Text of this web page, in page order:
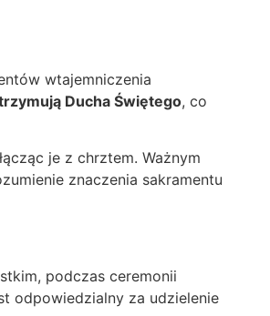
wtajemniczenia
Ducha Świętego, co
je z chrztem. Ważnym
znaczenia sakramentu
podczas ceremonii
odpowiedzialny za udzielenie